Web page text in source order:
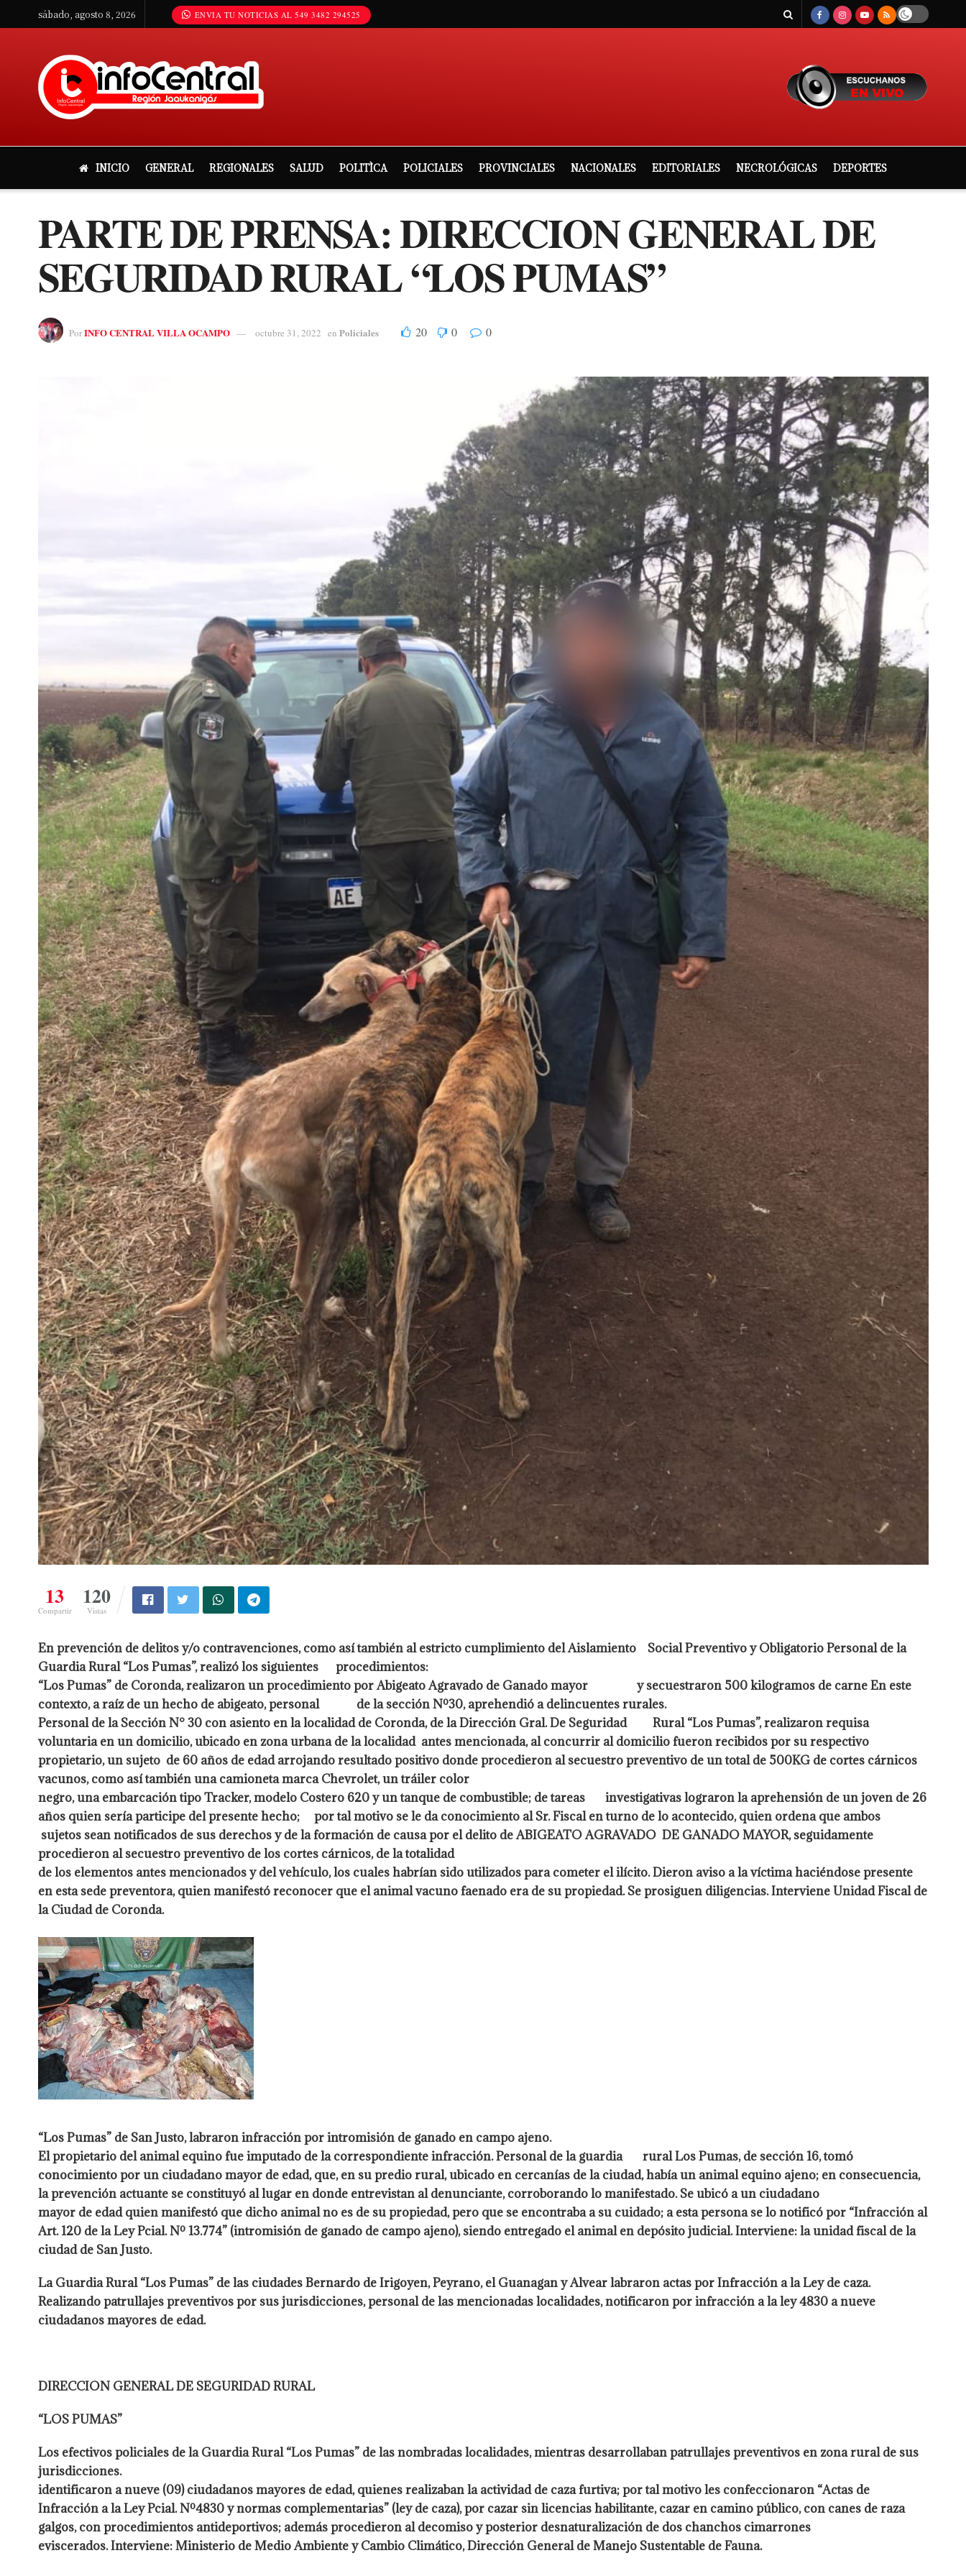
sábado, agosto 8, 2026 ENVIA TU NOTICIAS AL 549 3482 294525
INICIO GENERAL REGIONALES SALUD POLITÌCA POLICIALES PROVINCIALES NACIONALES EDITORIALES NECROLÓGICAS DEPORTES
PARTE DE PRENSA: DIRECCION GENERAL DE
SEGURIDAD RURAL “LOS PUMAS”
PorINFO CENTRAL VILLA OCAMPO octubre 31, 2022 en Policiales 20 0 0
13
Compartir
120
Vistas
En prevención de delitos y/o contravenciones, como así también al estricto cumplimiento del Aislamiento Social Preventivo y Obligatorio Personal de la
Guardia Rural “Los Pumas”, realizó los siguientes procedimientos:
“Los Pumas” de Coronda, realizaron un procedimiento por Abigeato Agravado de Ganado mayor y secuestraron 500 kilogramos de carne En este
contexto, a raíz de un hecho de abigeato, personal de la sección Nº30, aprehendió a delincuentes rurales.
Personal de la Sección N° 30 con asiento en la localidad de Coronda, de la Dirección Gral. De Seguridad Rural “Los Pumas”, realizaron requisa
voluntaria en un domicilio, ubicado en zona urbana de la localidad antes mencionada, al concurrir al domicilio fueron recibidos por su respectivo
propietario, un sujeto de 60 años de edad arrojando resultado positivo donde procedieron al secuestro preventivo de un total de 500KG de cortes cárnicos
vacunos, como así también una camioneta marca Chevrolet, un tráiler color
negro, una embarcación tipo Tracker, modelo Costero 620 y un tanque de combustible; de tareas investigativas lograron la aprehensión de un joven de 26
años quien sería participe del presente hecho; por tal motivo se le da conocimiento al Sr. Fiscal en turno de lo acontecido, quien ordena que ambos
sujetos sean notificados de sus derechos y de la formación de causa por el delito de ABIGEATO AGRAVADO DE GANADO MAYOR, seguidamente
procedieron al secuestro preventivo de los cortes cárnicos, de la totalidad
de los elementos antes mencionados y del vehículo, los cuales habrían sido utilizados para cometer el ilícito. Dieron aviso a la víctima haciéndose presente
en esta sede preventora, quien manifestó reconocer que el animal vacuno faenado era de su propiedad. Se prosiguen diligencias. Interviene Unidad Fiscal de
la Ciudad de Coronda.
“Los Pumas” de San Justo, labraron infracción por intromisión de ganado en campo ajeno.
El propietario del animal equino fue imputado de la correspondiente infracción. Personal de la guardia rural Los Pumas, de sección 16, tomó
conocimiento por un ciudadano mayor de edad, que, en su predio rural, ubicado en cercanías de la ciudad, había un animal equino ajeno; en consecuencia,
la prevención actuante se constituyó al lugar en donde entrevistan al denunciante, corroborando lo manifestado. Se ubicó a un ciudadano
mayor de edad quien manifestó que dicho animal no es de su propiedad, pero que se encontraba a su cuidado; a esta persona se lo notificó por “Infracción al
Art. 120 de la Ley Pcial. Nº 13.774” (intromisión de ganado de campo ajeno), siendo entregado el animal en depósito judicial. Interviene: la unidad fiscal de la
ciudad de San Justo.
La Guardia Rural “Los Pumas” de las ciudades Bernardo de Irigoyen, Peyrano, el Guanagan y Alvear labraron actas por Infracción a la Ley de caza.
Realizando patrullajes preventivos por sus jurisdicciones, personal de las mencionadas localidades, notificaron por infracción a la ley 4830 a nueve
ciudadanos mayores de edad.
DIRECCION GENERAL DE SEGURIDAD RURAL
“LOS PUMAS”
Los efectivos policiales de la Guardia Rural “Los Pumas” de las nombradas localidades, mientras desarrollaban patrullajes preventivos en zona rural de sus
jurisdicciones.
identificaron a nueve (09) ciudadanos mayores de edad, quienes realizaban la actividad de caza furtiva; por tal motivo les confeccionaron “Actas de
Infracción a la Ley Pcial. Nº4830 y normas complementarias” (ley de caza), por cazar sin licencias habilitante, cazar en camino público, con canes de raza
galgos, con procedimientos antideportivos; además procedieron al decomiso y posterior desnaturalización de dos chanchos cimarrones
eviscerados. Interviene: Ministerio de Medio Ambiente y Cambio Climático, Dirección General de Manejo Sustentable de Fauna.